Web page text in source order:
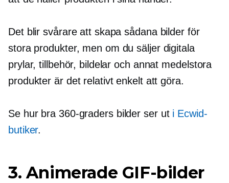
Det blir svårare att skapa sådana bilder för
stora produkter, men om du säljer digitala
prylar, tillbehör, bildelar och annat medelstora
produkter är det relativt enkelt att göra.
Se hur bra 360-gradersbilder ser ut i Ecwid-
butiker.
3. Animerade GIF-bilder